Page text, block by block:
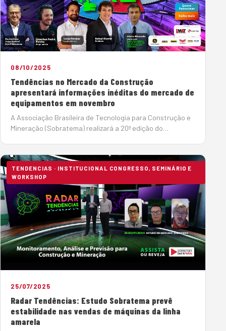
08/10/2025
Tendências no Mercado da Construção
apresentará informações inéditas do mercado de
equipamentos em novembro
A Associação Brasileira de Tecnologia para Construção e
Mineração (Sobratema) realizará a 20ª edição do
TENDENCIAS · INSTITUCIONAL CONGRESSO, SEMINÁRIO E
WORKSHOP
25/07/2025
Radar Tendências: Estudo Sobratema prevê
estabilidade nas vendas de máquinas da linha
amarela